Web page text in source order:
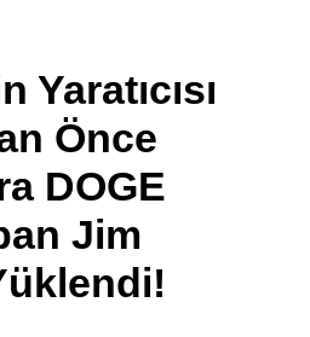
Youtube
TikTok
LinkedIn
Yaratıcısı
Önce
DOGE
Jim